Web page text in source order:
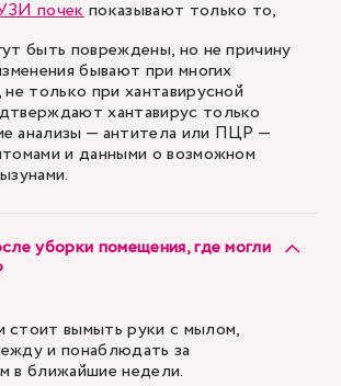
почекпоказывают только то,
быть повреждены, но не причину
бывают при многих
не только при хантавирусной
хантавирус только
анализы — антитела или ПЦР —
и данными о возможном
уборки помещения, где могли
стоит вымыть руки с мылом,
и понаблюдать за
в ближайшие недели.